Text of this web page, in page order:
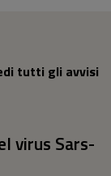
tutti gli avvisi
virus Sars-